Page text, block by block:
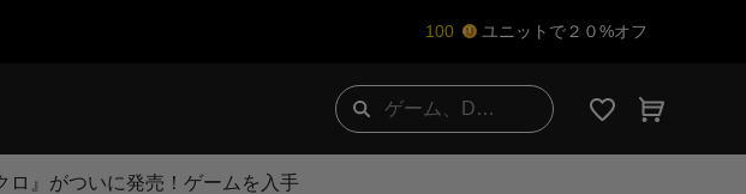
100 ユニットで２０%オフ
ロ』がついに発売！ゲームを入手